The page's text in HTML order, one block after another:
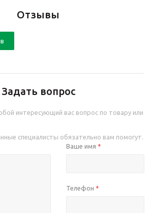
Отзывы
Задать вопрос
интересующий вас вопрос по товару или
специалисты обязательно вам помогут.
Ваше имя *
Телефон *